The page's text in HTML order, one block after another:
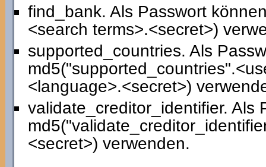
find_bank. Als Passwort
<search terms>.<secret>)
supported_countries. Als
<language>.<secret>)
validate_creditor_identifier. Als
<secret>) verwenden.